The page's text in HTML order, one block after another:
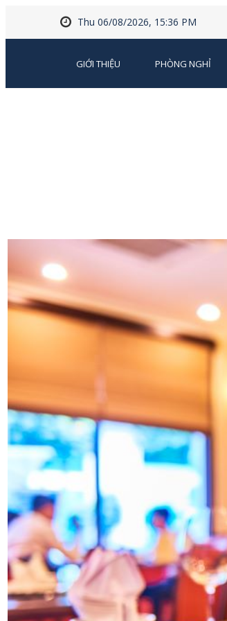
Thu 06/08/2026, 15:36 PM
GIỚI THIỆU PHÒNG NGHỈ